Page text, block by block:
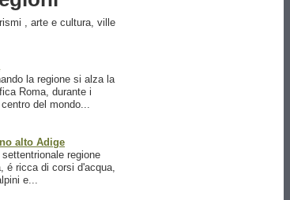
, arte e cultura, ville
la regione si alza la
Roma, durante i
del mondo...
alto Adige
settentrionale regione
é ricca di corsi d'acqua,
e...